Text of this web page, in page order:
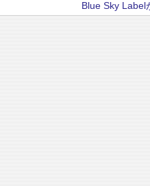
Blue Sky Label